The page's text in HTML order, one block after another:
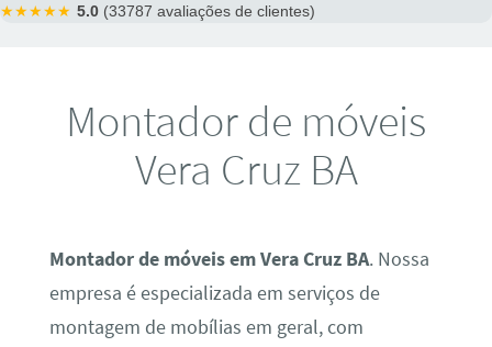
★★★★★ 5.0 (33787 avaliações de clientes)
Montador de móveis
Vera Cruz BA
Montador de móveis em Vera Cruz BA. Nossa
empresa é especializada em serviços de
montagem de mobílias em geral, com